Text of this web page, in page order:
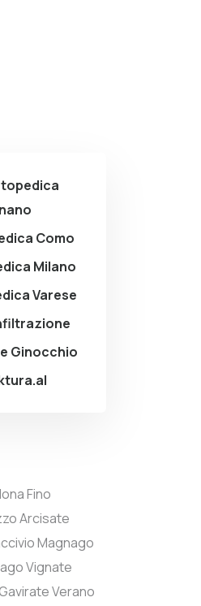
Como
Milano
Varese
Ginocchio
Fino
Arcisate
Magnago
Vignate
GavirateVerano